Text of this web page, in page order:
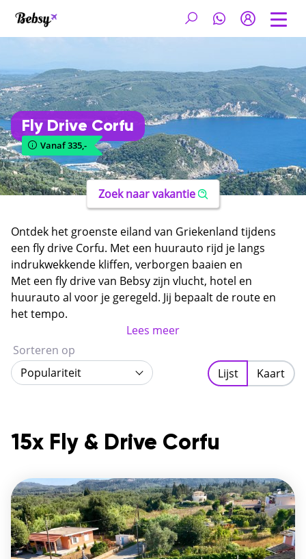
Fly Drive Corfu
Vanaf 335,-
Zoek naar vakantie
Ontdek het groenste eiland van Griekenland tijdens
een fly drive Corfu. Met een huurauto rijd je langs
indrukwekkende kliffen, verborgen baaien en
schilderachtige dorpjes in de olijfgaarden. Corfu
combineert Venetiaanse architectuur, Griekse
gastvrijheid en een van de mooiste kustlijnen van de
Met een fly drive van Bebsy zijn vlucht, hotel en
huurauto al voor je geregeld. Jij bepaalt de route en
het tempo.
Lees meer
15x Fly & Drive Corfu
Sorteren op
Populariteit
Lijst Kaart